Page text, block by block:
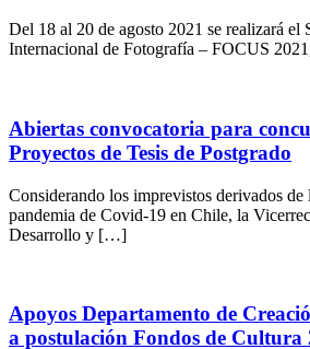
Del 18 al 20 de agosto 2021 se realizará el
Internacional de Fotografía – FOCUS
Abiertas convocatoria para
Proyectos de Tesis de Postgrado
Considerando los imprevistos derivados de
pandemia de Covid-19 en Chile, la
Desarrollo y […]
Apoyos Departamento de
a postulación Fondos de Cultura